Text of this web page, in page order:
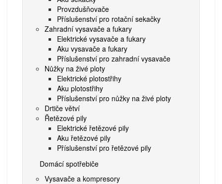
Provzdušňovače
Příslušenství pro rotační sekačky
Zahradní vysavače a fukary
Elektrické vysavače a fukary
Aku vysavače a fukary
Příslušenství pro zahradní vysavače
Nůžky na živé ploty
Elektrické plotostřihy
Aku plotostřihy
Příslušenství pro nůžky na živé ploty
Drtiče větví
Řetězové pily
Elektrické řetězové pily
Aku řetězové pily
Příslušenství pro řetězové pily
Domácí spotřebiče
Vysavače a kompresory